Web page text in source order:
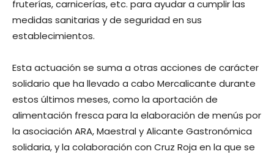
fruterías, carnicerías, etc. para ayudar a cumplir las
medidas sanitarias y de seguridad en sus
establecimientos.
Esta actuación se suma a otras acciones de carácter
solidario que ha llevado a cabo Mercalicante durante
estos últimos meses, como la aportación de
alimentación fresca para la elaboración de menús por
la asociación ARA, Maestral y Alicante Gastronómica
solidaria, y la colaboración con Cruz Roja en la que se